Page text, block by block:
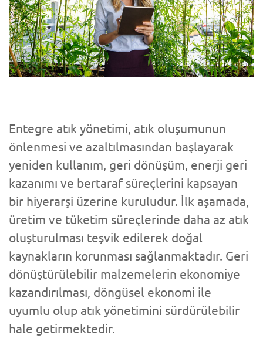
Entegre atık yönetimi, atık oluşumunun
önlenmesi ve azaltılmasından başlayarak
yeniden kullanım, geri dönüşüm, enerji geri
kazanımı ve bertaraf süreçlerini kapsayan
bir hiyerarşi üzerine kuruludur. İlk aşamada,
üretim ve tüketim süreçlerinde daha az atık
oluşturulması teşvik edilerek doğal
kaynakların korunması sağlanmaktadır. Geri
dönüştürülebilir malzemelerin ekonomiye
kazandırılması, döngüsel ekonomi ile
uyumlu olup atık yönetimini sürdürülebilir
hale getirmektedir.